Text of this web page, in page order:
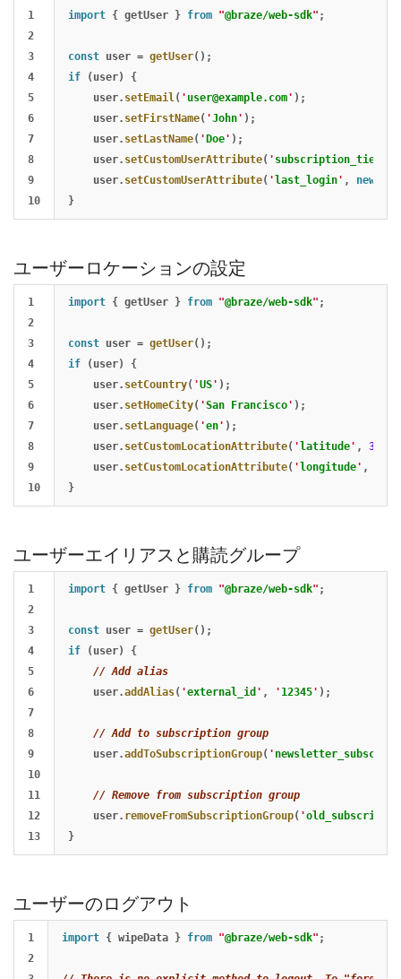
1
2
3
4
5
6
7
8
9
import { getUser } from "@braze/web-sdk" ;
const user = getUser();
if
(user)
{
user. setEmail ( ' user@example.com' );
user. setFirstName( 'John' );
user. setLastName( 'Doe' );
user. setCustomUserAttribute( ' subscription_tier
user. setCustomUserAttribute( 'last_login' , new
}
ユーザーロケーションの設定
1
2
3
4
5
6
7
8
9
import { getUser } from "@braze/web-sdk" ;
const user = getUser();
if
(user)
{
user. setCountry( 'US' );
user. setHomeCity( 'San Francisco' );
user. setLanguage( 'en' );
user. setCustomLocationAttribute( 'latitude' ,
user. setCustomLocationAttribute( 'longitude' ,
}
ユーザーエイリアスと購読グループ
1
2
3
4
5
6
7
8
9
10
11
12
import { getUser } from "@braze/web-sdk" ;
const user = getUser();
if
(user)
{
// Add alias
user.addAlias( 'external_id ' , ' 12345' );
// Add to subscription group
user.addToSubscriptionGroup( '
// Remove from subscription group
user. removeFromSubscriptionGroup( 'old_subscribers
}
ユーザーのログアウト
1
2
import { wipeData } from "@braze/web-sdk" ;